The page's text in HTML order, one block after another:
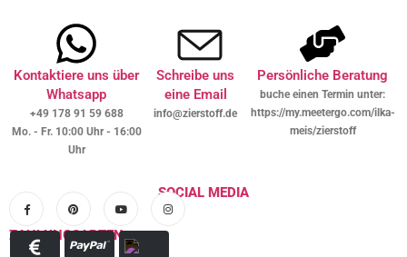
Kontaktiere uns über
Whatsapp
+49 178 91 59 688
Mo. - Fr. 10:00 Uhr - 16:00
Uhr
Schreibe uns
eine Email
info@zierstoff.de
Persönliche Beratung
buche einen Termin unter:
https://my.meetergo.com/ilka-
meis/zierstoff
SOCIAL MEDIA
ZAHLUNGSARTEN